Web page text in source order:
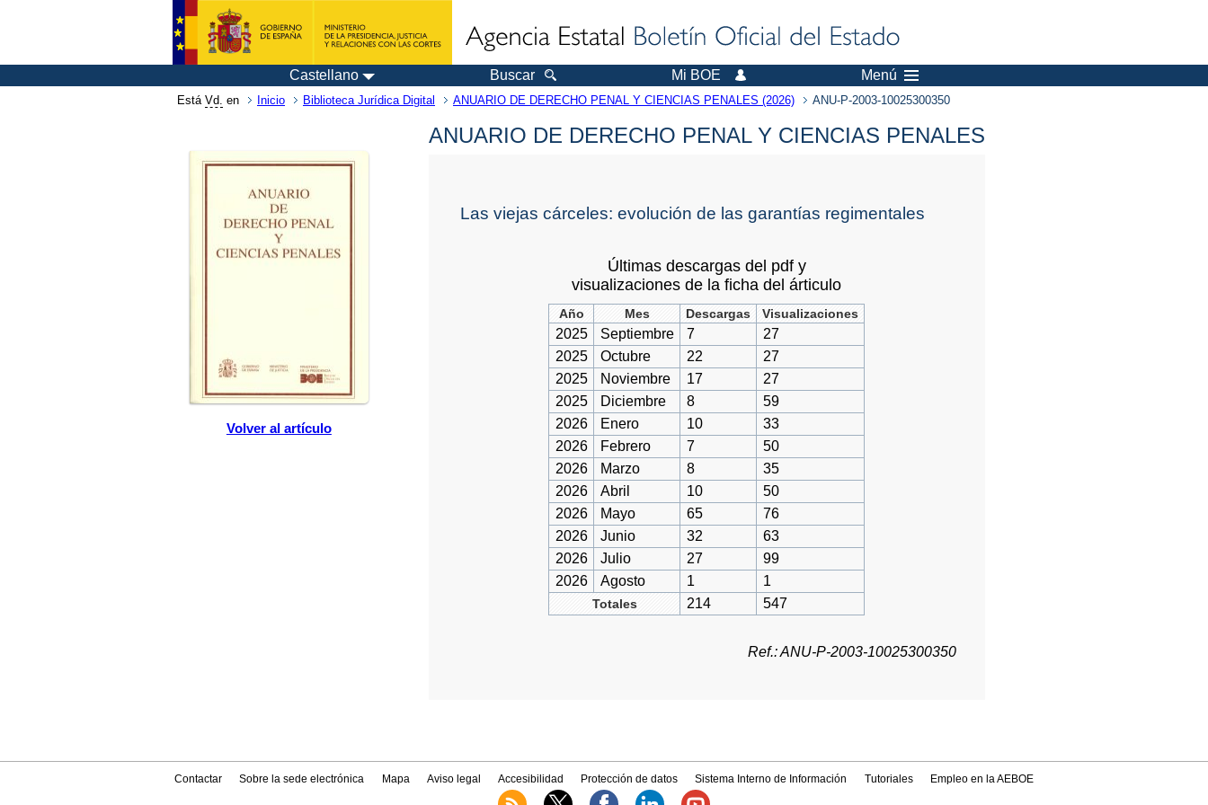
Castellano Buscar Mi BOE Menú
Está Vd. en Inicio Biblioteca Jurídica Digital ANUARIO DE DERECHO PENAL Y CIENCIAS PENALES (2026) ANU-P-2003-10025300350
Volver al artículo
ANUARIO DE DERECHO PENAL Y CIENCIAS PENALES
Las viejas cárceles: evolución de las garantías regimentales
Últimas descargas del pdf y
visualizaciones de la ficha del árticulo
Año Mes Descargas Visualizaciones
2025 Septiembre 7
27
2025
Octubre 22
27
2025
Noviembre 17
27
2025
Diciembre 8
59
2026
Enero 10
33
2026
Febrero 7
50
2026
Marzo 8
35
2026
Abril 10
50
2026
Mayo 65
76
2026
Junio 32
63
2026
Julio 27
99
2026
Agosto 1 1
Totales 214 547
Ref.: ANU-P-2003-10025300350
Contactar Sobre la sede electrónica Mapa Aviso legal Accesibilidad Protección de datos Sistema Interno de Información Tutoriales Empleo en la AEBOE